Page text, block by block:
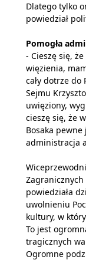
Dlatego tylko
powiedział
Pomogła
- Cieszę się,
więzienia,
cały dotrze do
Sejmu
uwięziony,
cieszę się, że
Bosaka
administracja
Zagranicznych
powiedziała
uwolnieniu
kultury, w
To jest
tragicznych
Ogromne